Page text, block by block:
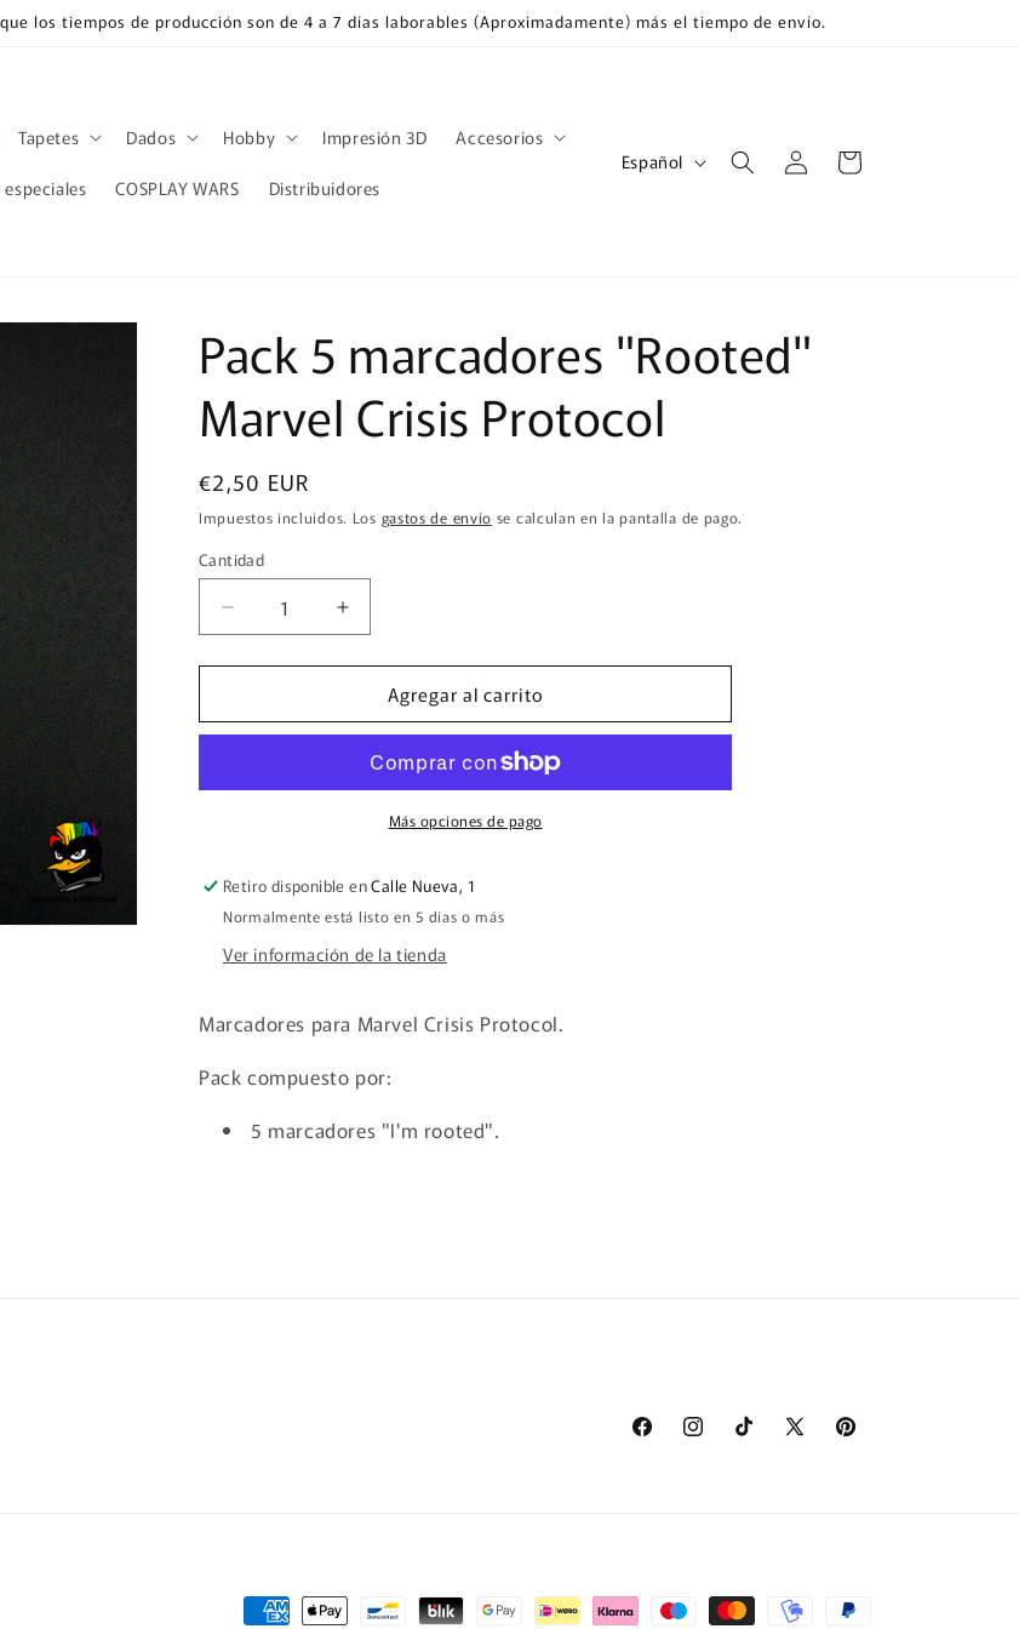
los tiempos de producción son de 4 a 7 días laborables (Aproximadamente) más el tiempo de envío.
Tapetes Dados Hobby Impresión 3D Accesorios
COSPLAY WARS Distribuidores
a
Español
Iniciar
sesión
Carrito
Pack 5 marcadores "Rooted"
Marvel Crisis Protocol
Precio
habitual
€2,50 EUR
Impuestos incluidos. Los gastos de envío se calculan en la pantalla de pago.
Cantidad
Cantidad
Reducir
cantidad
para
5
&quot;Rooted&quot;
Marvel
Aumentar
cantidad
para
Pack
5
&quot;Rooted&quot;
Marvel
Crisis
Agregar al carrito
Más opciones de pago
Retiro disponible enCalle Nueva, 1
Normalmente está listo en 5 días o más
Ver información de la tienda
Marcadores para Marvel Crisis Protocol.
Pack compuesto por:
5 marcadores "I'm rooted".
FacebookInstagramTikTok
X
Pinterest
Formas